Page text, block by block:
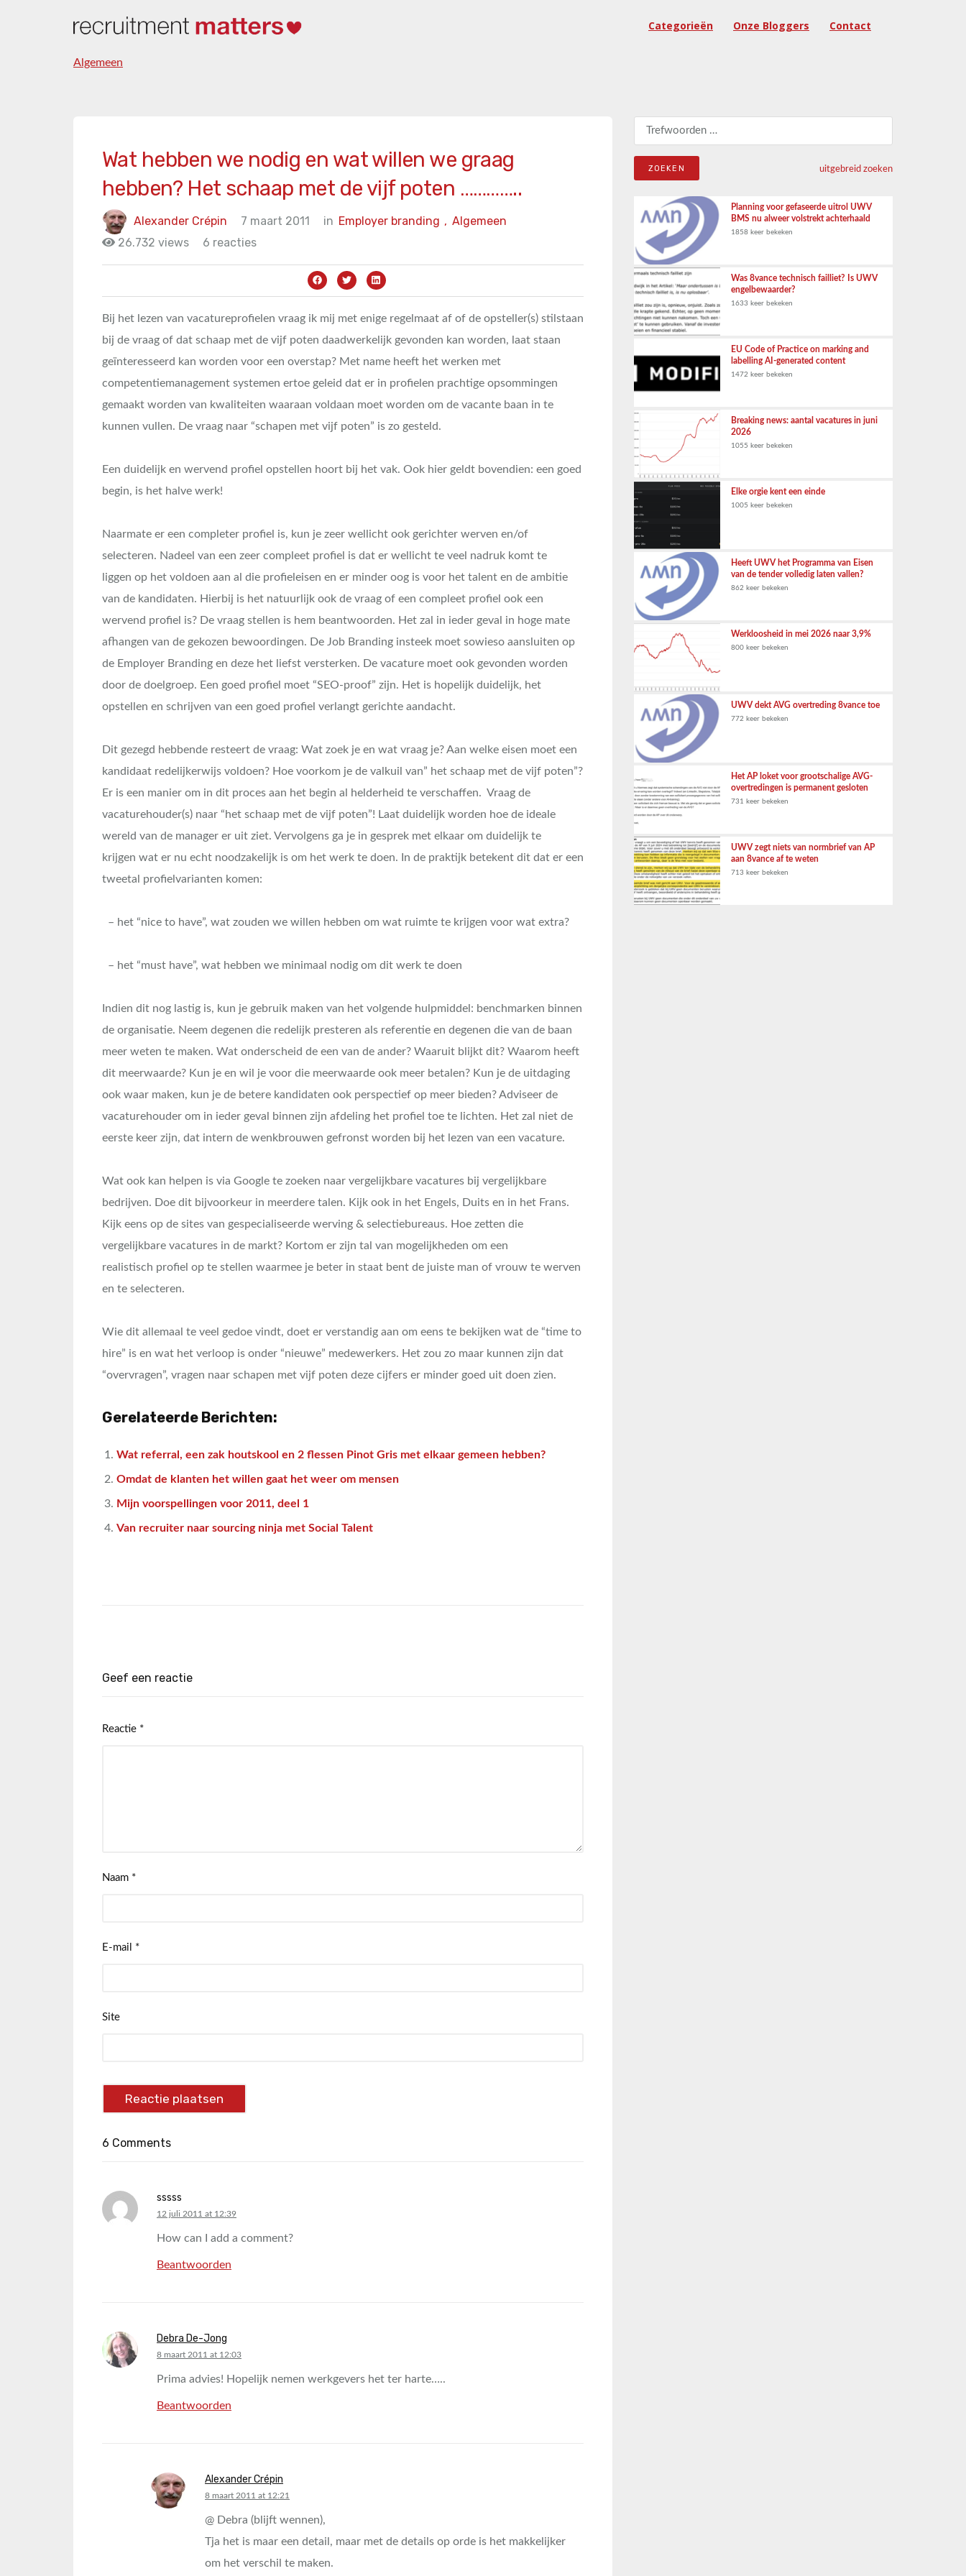
Categorieën Onze Bloggers Contact
Algemeen
Wat hebben we nodig en wat willen we graag
hebben? Het schaap met de vijf poten …………..
Alexander Crépin 7 maart 2011 in Algemeen
Employer branding ,
26.732 views
6 reacties
Bij het lezen van vacatureprofielen vraag ik mij met enige regelmaat af of de opsteller(s) stilstaan
bij de vraag of dat schaap met de vijf poten daadwerkelijk gevonden kan worden, laat staan
geïnteresseerd kan worden voor een overstap? Met name heeft het werken met
competentiemanagement systemen ertoe geleid dat er in profielen prachtige opsommingen
gemaakt worden van kwaliteiten waaraan voldaan moet worden om de vacante baan in te
kunnen vullen. De vraag naar “schapen met vijf poten” is zo gesteld.
Een duidelijk en wervend profiel opstellen hoort bij het vak. Ook hier geldt bovendien: een goed
begin, is het halve werk!
Naarmate er een completer profiel is, kun je zeer wellicht ook gerichter werven en/of
selecteren. Nadeel van een zeer compleet profiel is dat er wellicht te veel nadruk komt te
liggen op het voldoen aan al die profieleisen en er minder oog is voor het talent en de ambitie
van de kandidaten. Hierbij is het natuurlijk ook de vraag of een compleet profiel ook een
wervend profiel is? De vraag stellen is hem beantwoorden. Het zal in ieder geval in hoge mate
afhangen van de gekozen bewoordingen. De Job Branding insteek moet sowieso aansluiten op
de Employer Branding en deze het liefst versterken. De vacature moet ook gevonden worden
door de doelgroep. Een goed profiel moet “SEO-proof” zijn. Het is hopelijk duidelijk, het
opstellen en schrijven van een goed profiel verlangt gerichte aandacht.
Dit gezegd hebbende resteert de vraag: Wat zoek je en wat vraag je? Aan welke eisen moet een
kandidaat redelijkerwijs voldoen? Hoe voorkom je de valkuil van” het schaap met de vijf poten”?
Er is een manier om in dit proces aan het begin al helderheid te verschaffen. Vraag de
vacaturehouder(s) naar “het schaap met de vijf poten”! Laat duidelijk worden hoe de ideale
wereld van de manager er uit ziet. Vervolgens ga je in gesprek met elkaar om duidelijk te
krijgen wat er nu echt noodzakelijk is om het werk te doen. In de praktijk betekent dit dat er een
tweetal profielvarianten komen:
– het “nice to have”, wat zouden we willen hebben om wat ruimte te krijgen voor wat extra?
– het “must have”, wat hebben we minimaal nodig om dit werk te doen
Indien dit nog lastig is, kun je gebruik maken van het volgende hulpmiddel: benchmarken binnen
de organisatie. Neem degenen die redelijk presteren als referentie en degenen die van de baan
meer weten te maken. Wat onderscheid de een van de ander? Waaruit blijkt dit? Waarom heeft
dit meerwaarde? Kun je en wil je voor die meerwaarde ook meer betalen? Kun je de uitdaging
ook waar maken, kun je de betere kandidaten ook perspectief op meer bieden? Adviseer de
vacaturehouder om in ieder geval binnen zijn afdeling het profiel toe te lichten. Het zal niet de
eerste keer zijn, dat intern de wenkbrouwen gefronst worden bij het lezen van een vacature.
Wat ook kan helpen is via Google te zoeken naar vergelijkbare vacatures bij vergelijkbare
bedrijven. Doe dit bijvoorkeur in meerdere talen. Kijk ook in het Engels, Duits en in het Frans.
Kijk eens op de sites van gespecialiseerde werving & selectiebureaus. Hoe zetten die
vergelijkbare vacatures in de markt? Kortom er zijn tal van mogelijkheden om een
realistisch profiel op te stellen waarmee je beter in staat bent de juiste man of vrouw te werven
en te selecteren.
Wie dit allemaal te veel gedoe vindt, doet er verstandig aan om eens te bekijken wat de “time to
hire” is en wat het verloop is onder “nieuwe” medewerkers. Het zou zo maar kunnen zijn dat
“overvragen”, vragen naar schapen met vijf poten deze cijfers er minder goed uit doen zien.
Gerelateerde Berichten:
Wat referral, een zak houtskool en 2 flessen Pinot Gris met elkaar gemeen hebben?
Omdat de klanten het willen gaat het weer om mensen
Mijn voorspellingen voor 2011, deel 1
Van recruiter naar sourcing ninja met Social Talent
Geef een reactie
Reactie *
Naam *
E-mail *
Site
6 Comments
sssss
says:
12 juli 2011 at 12:39
How can I add a comment?
Beantwoorden
Debra De-Jong
says:
8 maart 2011 at 12:03
Prima advies! Hopelijk nemen werkgevers het ter harte…..
Beantwoorden
Alexander Crépin
says:
8 maart 2011 at 12:21
@ Debra (blijft wennen),
Tja het is maar een detail, maar met de details op orde is het makkelijker
om het verschil te maken.
Zoeken naar:
uitgebreid zoeken
Planning voor gefaseerde uitrol UWV
BMS nu alweer volstrekt achterhaald
1858 keer bekeken
Was 8vance technisch failliet? Is UWV
engelbewaarder?
1633 keer bekeken
EU Code of Practice on marking and
labelling AI-generated content
1472 keer bekeken
Breaking news: aantal vacatures in juni
2026
1055 keer bekeken
Elke orgie kent een einde
1005 keer bekeken
Heeft UWV het Programma van Eisen
van de tender volledig laten vallen?
862 keer bekeken
Werkloosheid in mei 2026 naar 3,9%
800 keer bekeken
UWV dekt AVG overtreding 8vance toe
772 keer bekeken
Het AP loket voor grootschalige AVG-
overtredingen is permanent gesloten
731 keer bekeken
UWV zegt niets van normbrief van AP
aan 8vance af te weten
713 keer bekeken